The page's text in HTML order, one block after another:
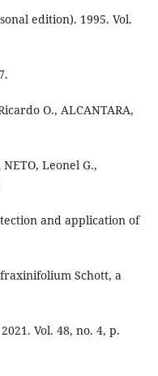
edition). 1995. Vol.
O., ALCANTARA,
Leonel G.,
and application of
Schott, a
Vol. 48, no. 4, p.